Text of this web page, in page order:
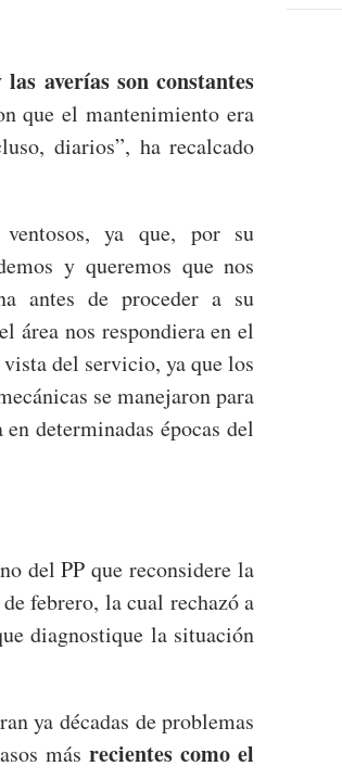
las averías son constantes
que el mantenimiento era
diarios”, ha recalcado
ya que, por su
y queremos que nos
antes de proceder a su
área nos respondiera en el
del servicio, ya que los
se manejaron para
determinadas épocas del
del PP que reconsidere la
febrero, la cual rechazó a
diagnostique la situación
ya décadas de problemas
másrecientes como el